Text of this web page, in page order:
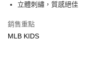
運送方式
立體刺繡，質感絕佳
銷售重點
MLB KIDS